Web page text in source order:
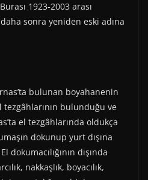
1923-2003 arası
daha sonra yeniden eski adına
bulunan boyahanenin
tezgâhlarının bulunduğu ve
el tezgâhlarında oldukça
dokunup yurt dışına
dokumacılığının dışında
nakkaşlık, boyacılık,